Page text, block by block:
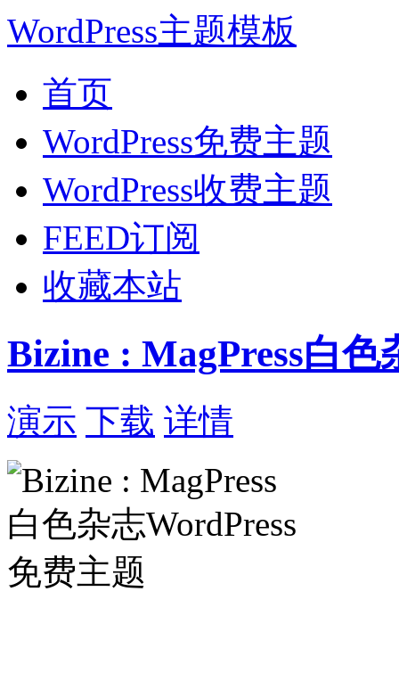
WordPress主题模板
首页
WordPress免费主题
WordPress收费主题
FEED订阅
收藏本站
Bizine : MagPress白
演示 下载 详情